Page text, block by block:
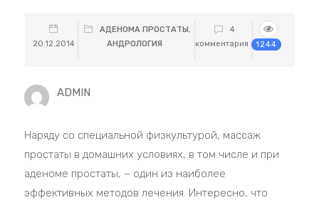
20.12.2014
АДЕНОМА ПРОСТАТЫ,
АНДРОЛОГИЯ
4
комментария
1244
ADMIN
Наряду со специальной физкультурой, массаж
простаты в домашних условиях, в том числе и при
аденоме простаты, – один из наиболее
эффективных методов лечения. Интересно, что